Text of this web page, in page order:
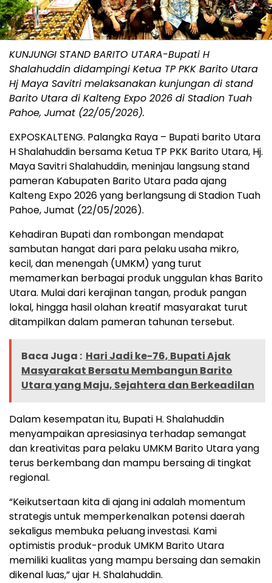
KUNJUNGI STAND BARITO UTARA-Bupati H
Shalahuddin didampingi Ketua TP PKK Barito Utara
Hj Maya Savitri melaksanakan kunjungan di stand
Barito Utara di Kalteng Expo 2026 di Stadion Tuah
Pahoe, Jumat (22/05/2026).
EXPOSKALTENG. Palangka Raya – Bupati barito Utara
H Shalahuddin bersama Ketua TP PKK Barito Utara, Hj.
Maya Savitri Shalahuddin, meninjau langsung stand
pameran Kabupaten Barito Utara pada ajang
Kalteng Expo 2026 yang berlangsung di Stadion Tuah
Pahoe, Jumat (22/05/2026).
Kehadiran Bupati dan rombongan mendapat
sambutan hangat dari para pelaku usaha mikro,
kecil, dan menengah (UMKM) yang turut
memamerkan berbagai produk unggulan khas Barito
Utara. Mulai dari kerajinan tangan, produk pangan
lokal, hingga hasil olahan kreatif masyarakat turut
ditampilkan dalam pameran tahunan tersebut.
Baca Juga : Hari Jadi ke-76, Bupati Ajak
Masyarakat Bersatu Membangun Barito
Utara yang Maju, Sejahtera dan Berkeadilan
Dalam kesempatan itu, Bupati H. Shalahuddin
menyampaikan apresiasinya terhadap semangat
dan kreativitas para pelaku UMKM Barito Utara yang
terus berkembang dan mampu bersaing di tingkat
regional.
“Keikutsertaan kita di ajang ini adalah momentum
strategis untuk memperkenalkan potensi daerah
sekaligus membuka peluang investasi. Kami
optimistis produk-produk UMKM Barito Utara
memiliki kualitas yang mampu bersaing dan semakin
dikenal luas,” ujar H. Shalahuddin.